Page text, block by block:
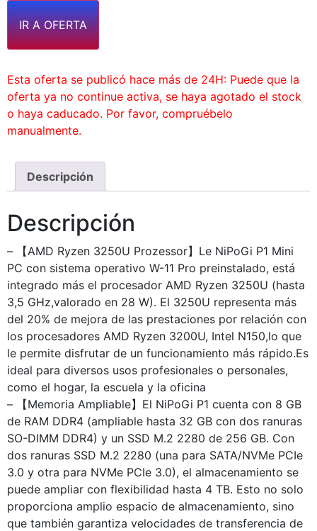
IR A OFERTA
Esta oferta se publicó hace más de 24H: Puede que la
oferta ya no continue activa, se haya agotado el stock
o haya caducado. Por favor, compruébelo
manualmente.
Descripción
Descripción
– 【AMD Ryzen 3250U Prozessor】Le NiPoGi P1 Mini
PC con sistema operativo W-11 Pro preinstalado, está
integrado más el procesador AMD Ryzen 3250U (hasta
3,5 GHz,valorado en 28 W). El 3250U representa más
del 20% de mejora de las prestaciones por relación con
los procesadores AMD Ryzen 3200U, Intel N150,lo que
le permite disfrutar de un funcionamiento más rápido.Es
ideal para diversos usos profesionales o personales,
como el hogar, la escuela y la oficina
– 【Memoria Ampliable】El NiPoGi P1 cuenta con 8 GB
de RAM DDR4 (ampliable hasta 32 GB con dos ranuras
SO-DIMM DDR4) y un SSD M.2 2280 de 256 GB. Con
dos ranuras SSD M.2 2280 (una para SATA/NVMe PCIe
3.0 y otra para NVMe PCIe 3.0), el almacenamiento se
puede ampliar con flexibilidad hasta 4 TB. Esto no solo
proporciona amplio espacio de almacenamiento, sino
que también garantiza velocidades de transferencia de